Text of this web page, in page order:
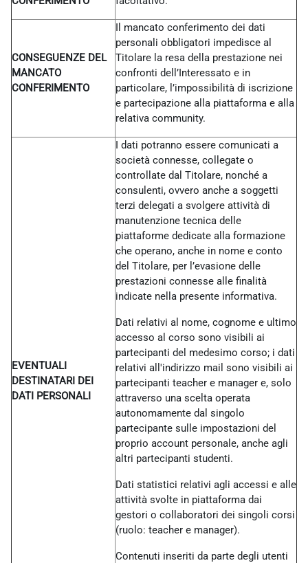
CONSEGUENZE DEL
MANCATO
CONFERIMENTO
Il mancato conferimento dei dati
personali obbligatori impedisce al
Titolare la resa della prestazione nei
confronti dell’Interessato e in
particolare, l’impossibilità di iscrizione
e partecipazione alla piattaforma e alla
relativa community.
EVENTUALI
DESTINATARI DEI
DATI PERSONALI
I dati potranno essere comunicati a
società connesse, collegate o
controllate dal Titolare, nonché a
consulenti, ovvero anche a soggetti
terzi delegati a svolgere attività di
manutenzione tecnica delle
piattaforme dedicate alla formazione
che operano, anche in nome e conto
del Titolare, per l’evasione delle
prestazioni connesse alle finalità
indicate nella presente informativa.
Dati relativi al nome, cognome e ultimo
accesso al corso sono visibili ai
partecipanti del medesimo corso; i dati
relativi all'indirizzo mail sono visibili ai
partecipanti teacher e manager e, solo
attraverso una scelta operata
autonomamente dal singolo
partecipante sulle impostazioni del
proprio account personale, anche agli
altri partecipanti studenti.
Dati statistici relativi agli accessi e alle
attività svolte in piattaforma dai
gestori o collaboratori dei singoli corsi
(ruolo: teacher e manager).
Contenuti inseriti da parte degli utenti